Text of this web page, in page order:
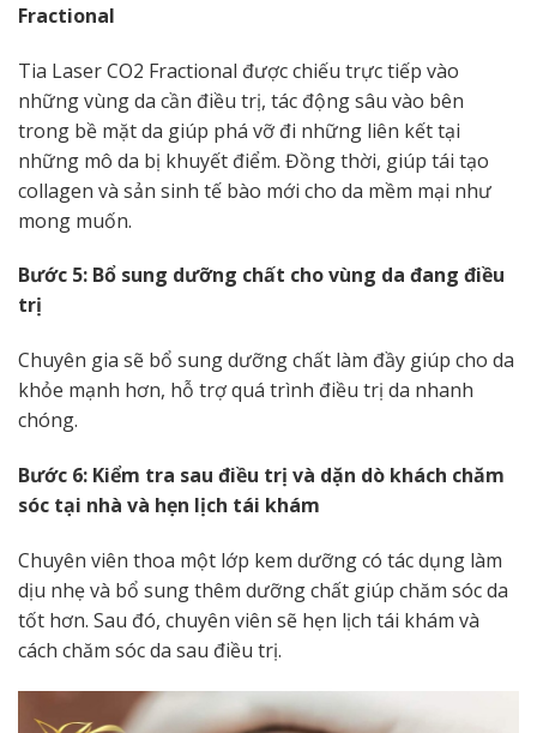
Fractional
Tia Laser CO2 Fractional được chiếu trực tiếp vào
những vùng da cần điều trị, tác động sâu vào bên
trong bề mặt da giúp phá vỡ đi những liên kết tại
những mô da bị khuyết điểm. Đồng thời, giúp tái tạo
collagen và sản sinh tế bào mới cho da mềm mại như
mong muốn.
Bước 5: Bổ sung dưỡng chất cho vùng da đang điều
trị
Chuyên gia sẽ bổ sung dưỡng chất làm đầy giúp cho da
khỏe mạnh hơn, hỗ trợ quá trình điều trị da nhanh
chóng.
Bước 6: Kiểm tra sau điều trị và dặn dò khách chăm
sóc tại nhà và hẹn lịch tái khám
Chuyên viên thoa một lớp kem dưỡng có tác dụng làm
dịu nhẹ và bổ sung thêm dưỡng chất giúp chăm sóc da
tốt hơn. Sau đó, chuyên viên sẽ hẹn lịch tái khám và
cách chăm sóc da sau điều trị.